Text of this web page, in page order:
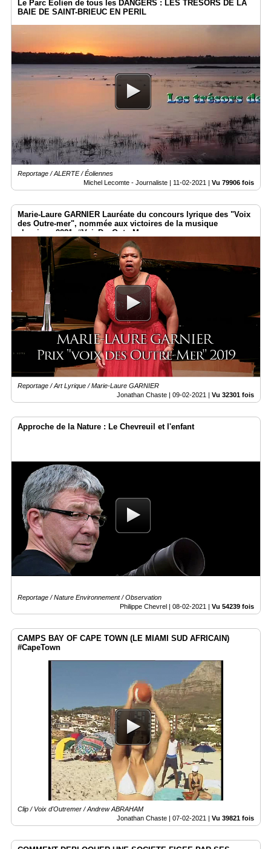
Le Parc Eolien de tous les DANGERS : LES TRESORS DE LA
BAIE DE SAINT-BRIEUC EN PERIL
Reportage / ALERTE / Éoliennes
Michel Lecomte - Journaliste | 11-02-2021 Vu 79906 fois
Marie-Laure GARNIER Lauréate du concours lyrique des "Voix
des Outre-mer", nommée aux victoires de la musique
classique 2021. #VoixDesOutreMer
Reportage / Art Lyrique / Marie-Laure GARNIER
Jonathan Chaste | 09-02-2021 | Vu 32301 fois
Approche de la Nature : Le Chevreuil et l'enfant
Reportage / Nature Environnement / Observation
Philippe Chevrel | 08-02-2021 | Vu 54239 fois
CAMPS BAY OF CAPE TOWN (LE MIAMI SUD AFRICAIN)
#CapeTown
Clip / Voix d'Outremer / Andrew ABRAHAM
Jonathan Chaste | 07-02-2021 Vu 39821 fois